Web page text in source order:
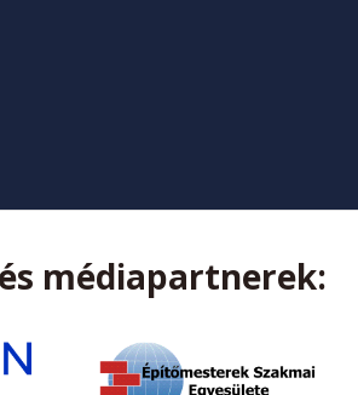
médiapartnerek: